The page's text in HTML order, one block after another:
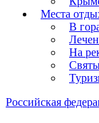
Места
В
На
Российская